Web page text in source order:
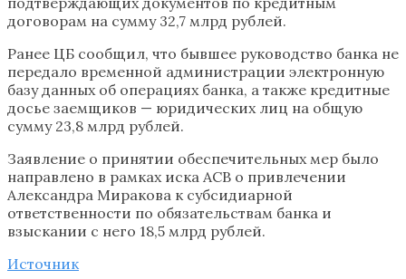
договорам на сумму 32,7 млрд рублей.
Ранее ЦБ сообщил, что бывшее руководство банка не
передало временной администрации электронную
базу данных об операциях банка, а также кредитные
досье заемщиков — юридических лиц на общую
сумму 23,8 млрд рублей.
Заявление о принятии обеспечительных мер было
направлено в рамках иска АСВ о привлечении
Александра Миракова к субсидиарной
ответственности по обязательствам банка и
взыскании с него 18,5 млрд рублей.
Источник